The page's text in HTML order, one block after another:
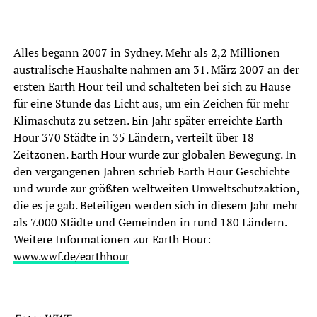
Alles begann 2007 in Sydney. Mehr als 2,2 Millionen
australische Haushalte nahmen am 31. März 2007 an der
ersten Earth Hour teil und schalteten bei sich zu Hause
für eine Stunde das Licht aus, um ein Zeichen für mehr
Klimaschutz zu setzen. Ein Jahr später erreichte Earth
Hour 370 Städte in 35 Ländern, verteilt über 18
Zeitzonen. Earth Hour wurde zur globalen Bewegung. In
den vergangenen Jahren schrieb Earth Hour Geschichte
und wurde zur größten weltweiten Umweltschutzaktion,
die es je gab. Beteiligen werden sich in diesem Jahr mehr
als 7.000 Städte und Gemeinden in rund 180 Ländern.
Weitere Informationen zur Earth Hour:
www.wwf.de/earthhour